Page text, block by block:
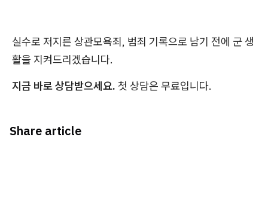
실수로 저지른 상관모욕죄, 범죄 기록으로 남기 전에 군 생
활을 지켜드리겠습니다.
지금 바로 상담받으세요. 첫 상담은 무료입니다.
Share article